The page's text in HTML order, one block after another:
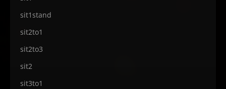
sit1stand
sit2to1
sit2to3
sit2
sit3to1